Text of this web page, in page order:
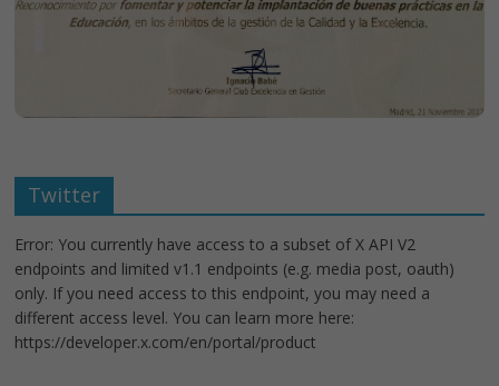
Twitter
Error: You currently have access to a subset of X API V2
endpoints and limited v1.1 endpoints (e.g. media post, oauth)
only. If you need access to this endpoint, you may need a
different access level. You can learn more here:
https://developer.x.com/en/portal/product